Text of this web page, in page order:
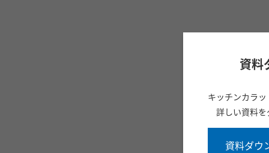
資料
キッチンカラ
詳しい資料
資料ダウ